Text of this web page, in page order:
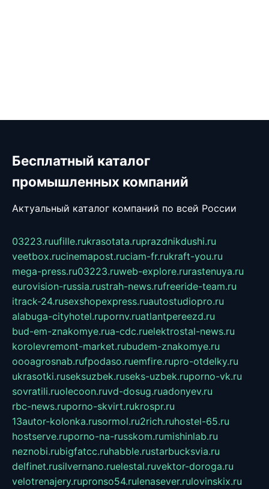
Бесплатный каталог
промышленных компаний
Актуальный каталог компаний по всей России
03223.ruufille.rukrasotata.ruprazdnikdushi.ru
veetbox.rucinemapost.ruciam-fr.rukraft-you.ru
mega-press.ru03223.ruweb-explore.rurastenuya.ru
eurovision-russia.rustrah-news.rufreeride-team.ru
itrack-24.rusexshopexpress.ruautostudiopro.ru
alabuga-cityhotel.rupornv.ruatlantpereezd.ru
bud-em-znakomye.rua-cdc.ruelektrostal-news.ru
korolevremont-market.rubudem-znakomye.ru
oooagrosnab.rufpodaso.ruemfire.rupro-otdelky.ru
ukrasotki.ruseksuzbek.ruseks-uzbek.ruporno-vk.ru
sovratili.ruolecoon.ruvd-dosug.ruadonyev.ru
rbc-news.ruporno-skvirt.rukrospr.ru
13autor-kolonka.rusormol.ru2rich.ruhostel-65.ru
hostserve.ruporno-na-russkom.rumishinlab.ru
neznobi.rubigfatcc.ruhabble.rustarbucksvia.ru
delfinet.rusilvernano.ruelestal.ruvektor-doroga.ru
velotrenajery.rupronso54.rulenasever.rulovinskix.ru